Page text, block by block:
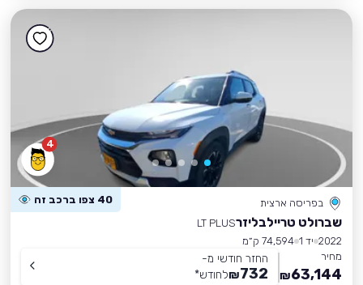
4
בפריסה ארצית 40 צפו ברכב זה
שברולט טריילבליזרLT PLUS
2022 יד 1
74,594 ק״מ
מחיר
63,144
₪
החזר חודשי מ-
732
₪לחודש*